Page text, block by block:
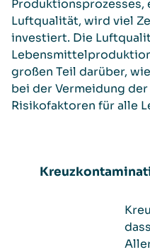
Luftqualität, wird viel
investiert. Die
großen Teil darüber,
bei der Vermeidung
Risikofaktoren für alle